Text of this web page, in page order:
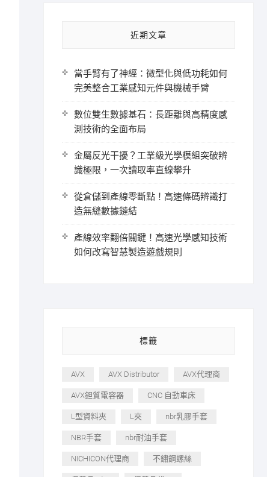
近期文章
當手臂有了神經：微型化與低功耗如何
完美整合工業感知元件與機械手臂
數位雙生數據基石：長距離與高精度感
測技術的全面布局
金屬反光干擾？工業級光學模組突破辨
識極限，一次讀取率直線攀升
從倉儲到產線零斷點！高速條碼辨識打
造無縫數據鏈結
產線效率翻倍關鍵！高速光學感知技術
如何改寫智慧製造遊戲規則
標籤
AVX AVX Distributor AVX代理商
AVX鉭質電容器 CNC 自動車床
L型資料夾 L夾 nbr乳膠手套
NBR手套 nbr耐油手套
NICHICON代理商 不鏽鋼螺絲